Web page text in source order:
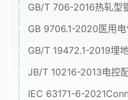
GB/T 706-2016热轧型